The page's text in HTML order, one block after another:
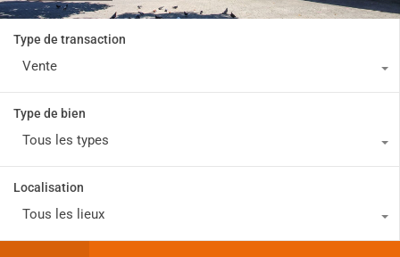
Type de transaction
Vente
Type de bien
Tous les types
Localisation
Tous les lieux